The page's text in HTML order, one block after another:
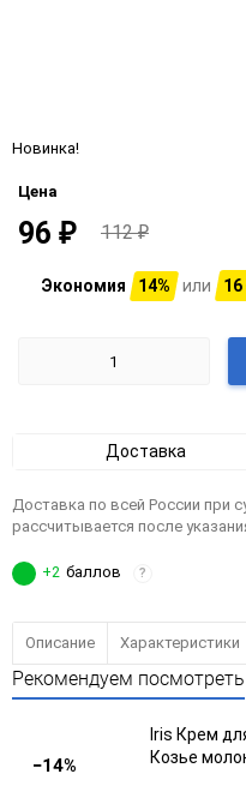
Новинка!
Цена
96 ₽ 112₽
Экономия 14% или 16
Доставка
Доставка по всей России при
рассчитывается после
+2 баллов ?
Описание Характеристики
Рекомендуем посмотреть
−14%
Iris Крем
Козье